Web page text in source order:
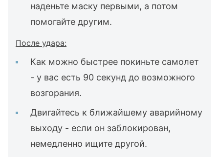
наденьте маску первыми, а потом
помогайте другим.
После удара:
Как можно быстрее покиньте самолет
- у вас есть 90 секунд до возможного
возгорания.
Двигайтесь к ближайшему аварийному
выходу - если он заблокирован,
немедленно ищите другой.